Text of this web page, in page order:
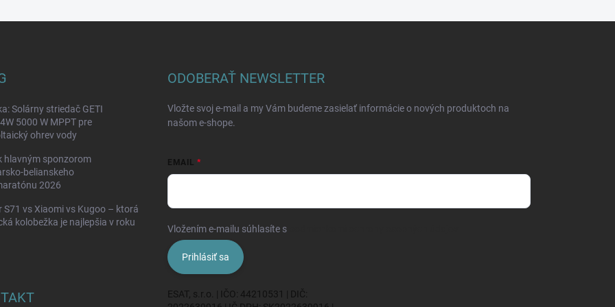
Solárny striedač GETI
5000 W MPPT pre
ohrev vody
hlavným sponzorom
belianskeho
2026
S71 vs Xiaomi vs Kugoo – ktorá
kolobežka je najlepšia v roku
ODOBERAŤ NEWSLETTER
Vložte svoj e-mail a my Vám budeme zasielať informácie o nových produktoch na
našom e-shope.
EMAIL
Vložením e-mailu súhlasíte s
Prihlásiť sa
ESAT, s.r.o. | IČO: 44210531 | DIČ: